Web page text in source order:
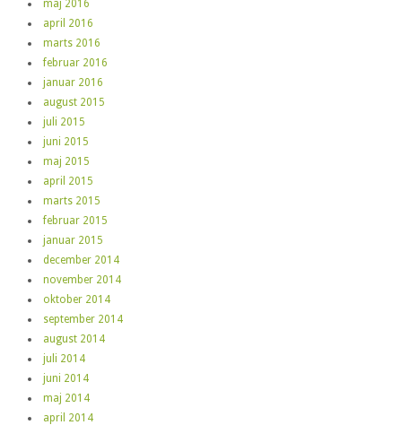
maj 2016
april 2016
marts 2016
februar 2016
januar 2016
august 2015
juli 2015
juni 2015
maj 2015
april 2015
marts 2015
februar 2015
januar 2015
december 2014
november 2014
oktober 2014
september 2014
august 2014
juli 2014
juni 2014
maj 2014
april 2014